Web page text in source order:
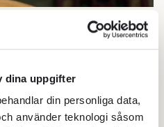
dina uppgifter
din personliga data,
använder teknologi såsom
den lågbegåvade
Filipstad
är ett hot mot den